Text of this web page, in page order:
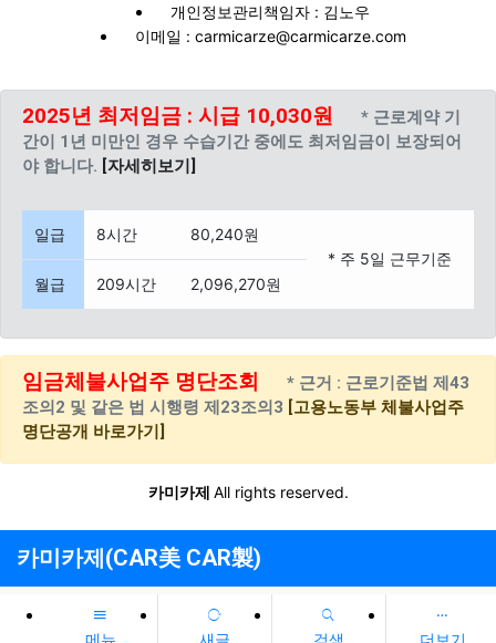
개인정보관리책임자 : 김노우
이메일 : carmicarze@carmicarze.com
2025년 최저임금 : 시급 10,030원
* 근로계약 기
간이 1년 미만인 경우 수습기간 중에도 최저임금이 보장되어
야 합니다. [자세히보기]
일급 8시간
80,240원
* 주 5일 근무기준
월급
209시간 2,096,270원
임금체불사업주 명단조회
* 근거 : 근로기준법 제43
조의2 및 같은 법 시행령 제23조의3 [고용노동부 체불사업주
명단공개 바로가기]
카미카제 All rights reserved.
카미카제(CAR美 CAR製)
메뉴 새글 검색 더보기